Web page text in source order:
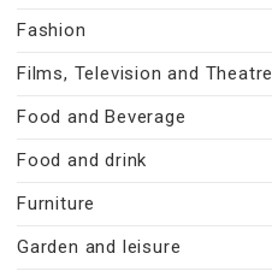
Fashion
Films, Television and Theatre
Food and Beverage
Food and drink
Furniture
Garden and leisure